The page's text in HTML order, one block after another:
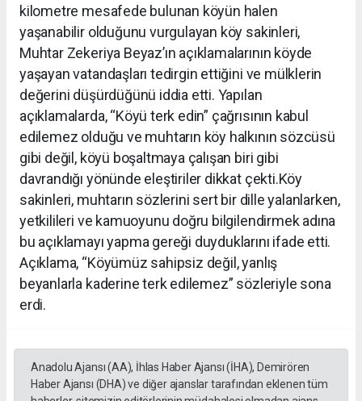
kilometre mesafede bulunan köyün halen
yaşanabilir olduğunu vurgulayan köy sakinleri,
Muhtar Zekeriya Beyaz’ın açıklamalarının köyde
yaşayan vatandaşları tedirgin ettiğini ve mülklerin
değerini düşürdüğünü iddia etti. Yapılan
açıklamalarda, “Köyü terk edin” çağrısının kabul
edilemez olduğu ve muhtarın köy halkının sözcüsü
gibi değil, köyü boşaltmaya çalışan biri gibi
davrandığı yönünde eleştiriler dikkat çekti.Köy
sakinleri, muhtarın sözlerini sert bir dille yalanlarken,
yetkilileri ve kamuoyunu doğru bilgilendirmek adına
bu açıklamayı yapma gereği duyduklarını ifade etti.
Açıklama, “Köyümüz sahipsiz değil, yanlış
beyanlarla kaderine terk edilemez” sözleriyle sona
erdi.
Anadolu Ajansı (AA), İhlas Haber Ajansı (İHA), Demirören
Haber Ajansı (DHA) ve diğer ajanslar tarafından eklenen tüm